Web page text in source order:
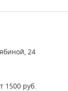
24
1500 руб.